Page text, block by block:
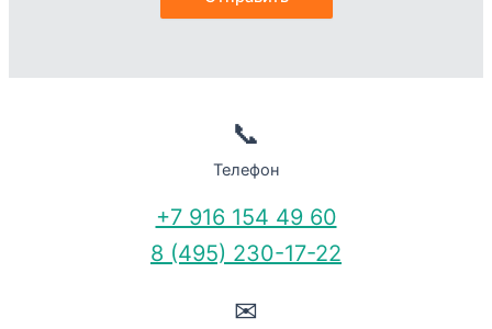
📞
Телефон
+7 916 154 49 60
8 (495) 230-17-22
✉